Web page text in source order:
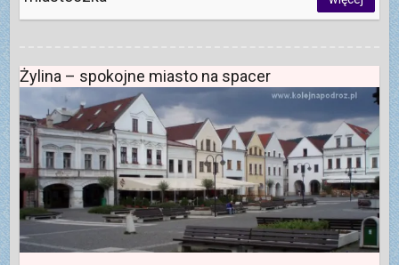
Żylina – spokojne miasto na spacer